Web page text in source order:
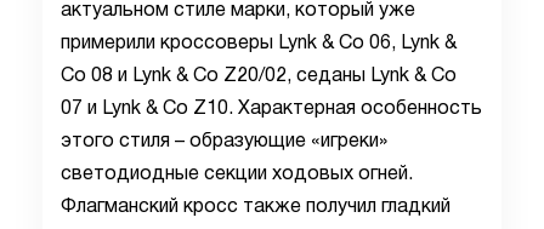
актуальном стиле марки, который уже
примерили кроссоверы Lynk & Co 06, Lynk &
Co 08 и Lynk & Co Z20/02, седаны Lynk & Co
07 и Lynk & Co Z10. Характерная особенность
этого стиля – образующие «игреки»
светодиодные секции ходовых огней.
Флагманский кросс также получил гладкий